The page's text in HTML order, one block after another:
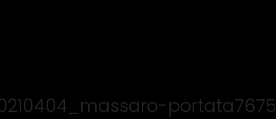
portata7675